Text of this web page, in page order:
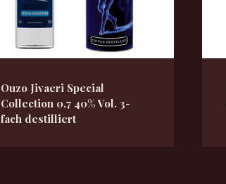
Ouzo Jivaeri Special
Collection 0,7 40% Vol. 3-
fach destilliert